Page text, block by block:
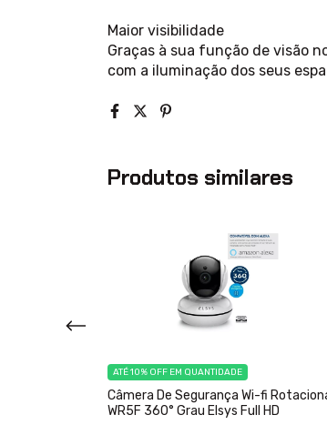
Maior visibilidade
Graças à sua função de visão
com a iluminação dos seus
Produtos similares
Câmera De Segurança Wi-fi
WR5F 360° Grau Elsys Full HD
ATÉ 10% OFF EM QUANTIDADE